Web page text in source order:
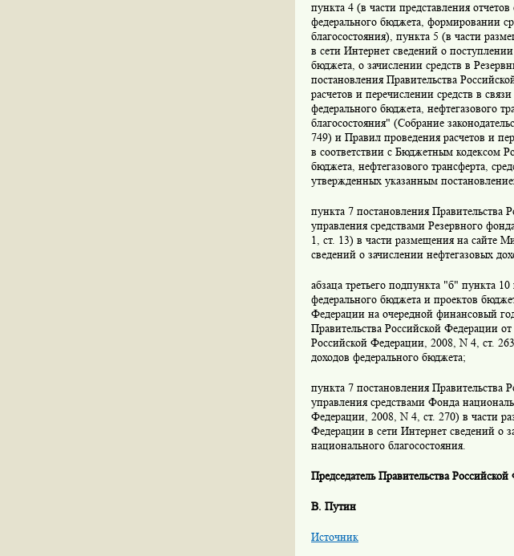
пункта 4 (в части представления
федерального бюджета, формировании
благосостояния), пункта 5 (в части
в сети Интернет сведений о
бюджета, о зачислении средств в
постановления Правительства
расчетов и перечислении средств в
федерального бюджета, нефтегазового
благосостояния" (Собрание
749) и Правил проведения расчетов и
в соответствии с Бюджетным кодексом
бюджета, нефтегазового трансферта,
утвержденных указанным
пункта 7 постановления Правительства
управления средствами Резервного
1, ст. 13) в части размещения на сайте
сведений о зачислении нефтегазовых
абзаца третьего подпункта "б" пункта
федерального бюджета и проектов
Федерации на очередной финансовый
Правительства Российской Федерации
Российской Федерации, 2008, N 4, ст.
доходов федерального бюджета;
пункта 7 постановления Правительства
управления средствами Фонда
Федерации, 2008, N 4, ст. 270) в части
Федерации в сети Интернет сведений о
национального благосостояния.
Председатель Правительства
В. Путин
Источник